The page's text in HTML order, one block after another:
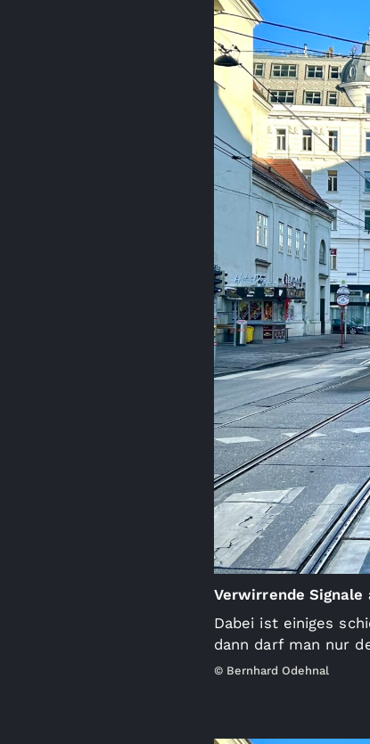
Verwirrende Signale
Dabei ist einiges
dann darf man nur
© Bernhard Odehnal